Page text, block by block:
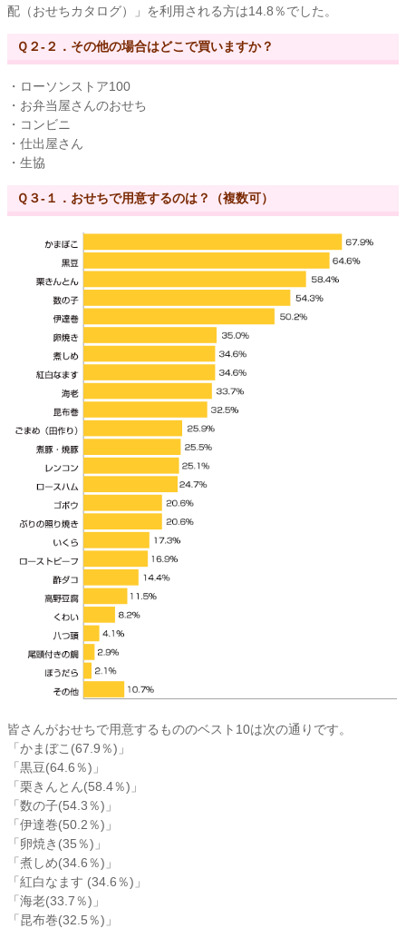
配（おせちカタログ）」を利用される方は14.8％でした。
Ｑ２-２．その他の場合はどこで買いますか？
・ローソンストア100
・お弁当屋さんのおせち
・コンビニ
・仕出屋さん
・生協
Ｑ３-１．おせちで用意するのは？（複数可）
皆さんがおせちで用意するもののベスト10は次の通りです。
「かまぼこ(67.9％)」
「黒豆(64.6％)」
「栗きんとん(58.4％)」
「数の子(54.3％)」
「伊達巻(50.2％)」
「卵焼き(35％)」
「煮しめ(34.6％)」
「紅白なます (34.6％)」
「海老(33.7％)」
「昆布巻(32.5％)」